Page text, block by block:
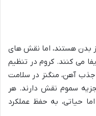
بدن هستند، اما نقش های
می کنند. کروم در تنظیم
آهن، منگنز در سلامت
سموم نقش دارند. هر
حیاتی، به حفظ عملکرد